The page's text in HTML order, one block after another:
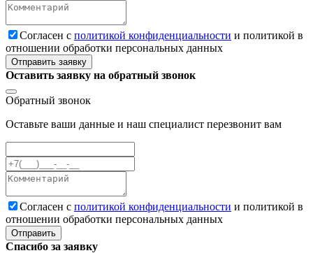
Cогласен с политикой конфиденциальности и политикой в
отношении обработки персональных данных
Отправить заявку
Оставить заявку на обратный звонок
Обратный звонок
Оставьте ваши данные и наш специалист перезвонит вам
Cогласен с политикой конфиденциальности и политикой в
отношении обработки персональных данных
Отправить
Спасибо за заявку